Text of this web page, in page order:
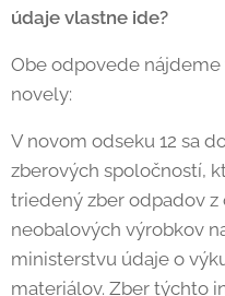
údaje vlastne ide?
Obe odpovede
novely:
V novom odseku 12 sa
zberových spoločností,
triedený zber odpadov z
neobalových výrobkov
ministerstvu údaje o
materiálov. Zber týchto